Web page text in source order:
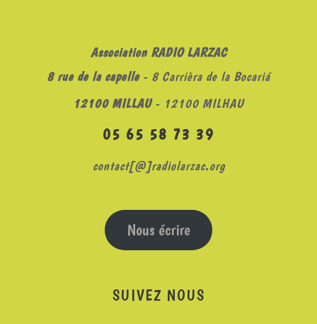
Association RADIO LARZAC
8 rue de la capelle- 8 Carrièra de la Bocariá
12100 MILLAU- 12100 MILHAU
05 65 58 73 39
contact[@]radiolarzac.org
Nous écrire
SUIVEZ NOUS